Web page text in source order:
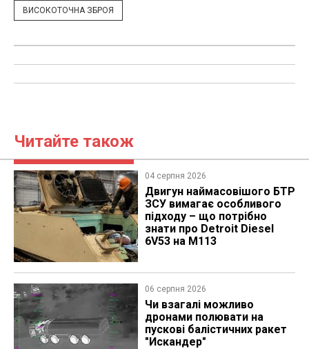
ВИСОКОТОЧНА ЗБРОЯ
Читайте також
04 серпня 2026
​Двигун наймасовішого БТР
ЗСУ вимагає особливого
підходу – що потрібно
знати про Detroit Diesel
6V53 на M113
06 серпня 2026
Чи взагалі можливо
дронами полювати на
пускові балістичних ракет
"Искандер"